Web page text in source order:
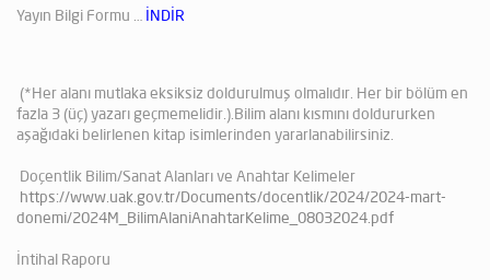
Yayın Bilgi Formu … İNDİR
(*Her alanı mutlaka eksiksiz doldurulmuş olmalıdır. Her bir bölüm en
fazla 3 (üç) yazarı geçmemelidir.).Bilim alanı kısmını doldururken
aşağıdaki belirlenen kitap isimlerinden yararlanabilirsiniz.
Doçentlik Bilim/Sanat Alanları ve Anahtar Kelimeler
https://www.uak.gov.tr/Documents/docentlik/2024/2024-mart-
donemi/2024M_BilimAlaniAnahtarKelime_08032024.pdf
İntihal Raporu